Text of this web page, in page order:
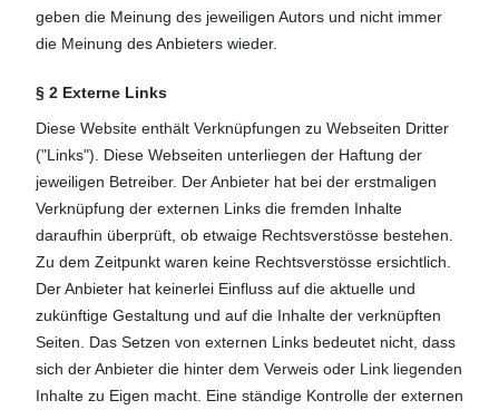
geben die Meinung des jeweiligen Autors und nicht immer
die Meinung des Anbieters wieder.
§ 2 Externe Links
Diese Website enthält Verknüpfungen zu Webseiten Dritter
("Links"). Diese Webseiten unterliegen der Haftung der
jeweiligen Betreiber. Der Anbieter hat bei der erstmaligen
Verknüpfung der externen Links die fremden Inhalte
daraufhin überprüft, ob etwaige Rechtsverstösse bestehen.
Zu dem Zeitpunkt waren keine Rechtsverstösse ersichtlich.
Der Anbieter hat keinerlei Einfluss auf die aktuelle und
zukünftige Gestaltung und auf die Inhalte der verknüpften
Seiten. Das Setzen von externen Links bedeutet nicht, dass
sich der Anbieter die hinter dem Verweis oder Link liegenden
Inhalte zu Eigen macht. Eine ständige Kontrolle der externen